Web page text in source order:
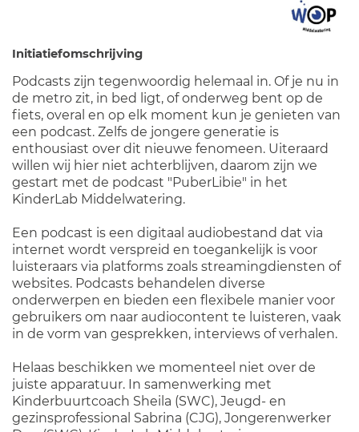
Initiatiefomschrijving
Podcasts zijn tegenwoordig helemaal in. Of je nu in
de metro zit, in bed ligt, of onderweg bent op de
fiets, overal en op elk moment kun je genieten van
een podcast. Zelfs de jongere generatie is
enthousiast over dit nieuwe fenomeen. Uiteraard
willen wij hier niet achterblijven, daarom zijn we
gestart met de podcast "PuberLibie" in het
KinderLab Middelwatering.
Een podcast is een digitaal audiobestand dat via
internet wordt verspreid en toegankelijk is voor
luisteraars via platforms zoals streamingdiensten of
websites. Podcasts behandelen diverse
onderwerpen en bieden een flexibele manier voor
gebruikers om naar audiocontent te luisteren, vaak
in de vorm van gesprekken, interviews of verhalen.
Helaas beschikken we momenteel niet over de
juiste apparatuur. In samenwerking met
Kinderbuurtcoach Sheila (SWC), Jeugd- en
gezinsprofessional Sabrina (CJG), Jongerenwerker